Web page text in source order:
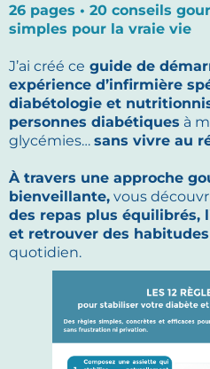
26 pages • 20 conseils
simples pour la vraie vie
J’ai créé ce guide de
expérience d’infirmière
diabétologie et
personnes diabétiques à
glycémies… sans vivre au
À travers une approche
bienveillante, vous
des repas plus équilibrés,
et retrouver des habitudes
quotidien.